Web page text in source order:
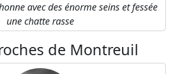
avec des énorme seins et fessée
une chatte rasse
de Montreuil